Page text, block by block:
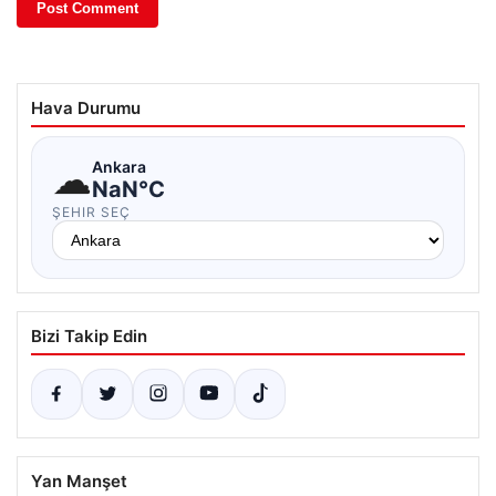
Hava Durumu
☁Ankara
NaN°C
ŞEHIR SEÇ
Bizi Takip Edin
Yan Manşet